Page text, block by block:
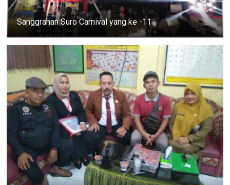
Sanggrahan Suro Carnival yang ke -11